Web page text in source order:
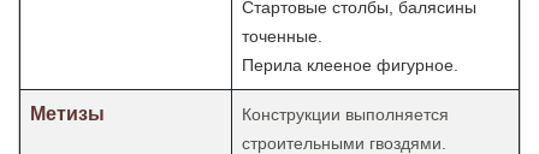
Стартовые столбы, балясины
точенные.
Перила клееное фигурное.
Метизы
Конструкции выполняется
строительными гвоздями.